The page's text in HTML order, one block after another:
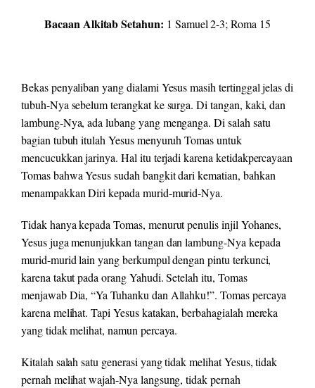
Bacaan Alkitab Setahun: 1 Samuel 2-3; Roma 15
Bekas penyaliban yang dialami Yesus masih tertinggal jelas di
tubuh-Nya sebelum terangkat ke surga. Di tangan, kaki, dan
lambung-Nya, ada lubang yang menganga. Di salah satu
bagian tubuh itulah Yesus menyuruh Tomas untuk
mencucukkan jarinya. Hal itu terjadi karena ketidakpercayaan
Tomas bahwa Yesus sudah bangkit dari kematian, bahkan
menampakkan Diri kepada murid-murid-Nya.
Tidak hanya kepada Tomas, menurut penulis injil Yohanes,
Yesus juga menunjukkan tangan dan lambung-Nya kepada
murid-murid lain yang berkumpul dengan pintu terkunci,
karena takut pada orang Yahudi. Setelah itu, Tomas
menjawab Dia, “Ya Tuhanku dan Allahku!”. Tomas percaya
karena melihat. Tapi Yesus katakan, berbahagialah mereka
yang tidak melihat, namun percaya.
Kitalah salah satu generasi yang tidak melihat Yesus, tidak
pernah melihat wajah-Nya langsung, tidak pernah